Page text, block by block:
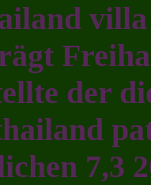
der
7,3